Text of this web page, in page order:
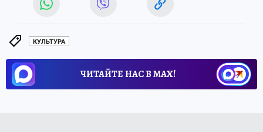
КУЛЬТУРА
ЧИТАЙТЕ НАС В МАХ!